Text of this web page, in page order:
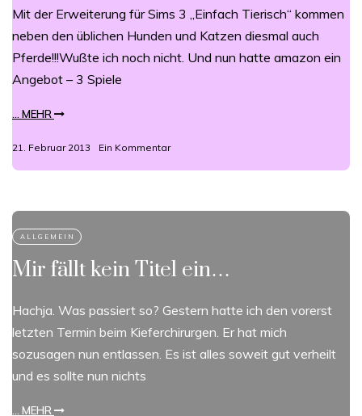
Mit der Erweiterung für Sims 3 „Einfach Tierisch“ kommen
neben den üblichen Hunden und Katzen diesmal auch
Pferde!!!Wußte ich noch nicht. Und nun hatte amazon ein
Angebot – 3 Spiele
... MEHR
21. Februar 2013 Ein Kommentar
Mir fällt kein Titel ein…
Hachja. Was passiert so? Gestern hatte ich den vorerst
letzten Termin beim Kieferchirurgen. Er hat mich
sozusagen nun entlassen. Es ist alles soweit gut verheilt
und es sollte nun nichts
... MEHR